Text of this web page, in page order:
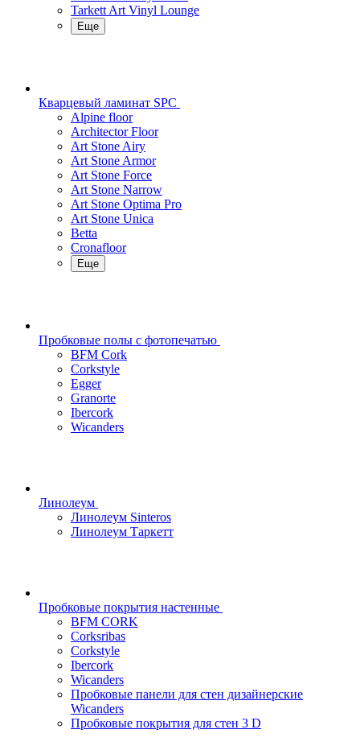
Tarkett Art Vinyl Lounge
Еще
Кварцевый ламинат SPC
Alpine floor
Architector Floor
Art Stone Airy
Art Stone Armor
Art Stone Force
Art Stone Narrow
Art Stone Optima Pro
Art Stone Unica
Betta
Cronafloor
Еще
Пробковые полы с фотопечатью
BFM Cork
Corkstyle
Egger
Granorte
Ibercork
Wicanders
Линолеум
Линолеум Sinteros
Линолеум Таркетт
Пробковые покрытия настенные
BFM CORK
Corksribas
Corkstyle
Ibercork
Wicanders
Пробковые панели для стен дизайнерские
Wicanders
Пробковые покрытия для стен 3 D